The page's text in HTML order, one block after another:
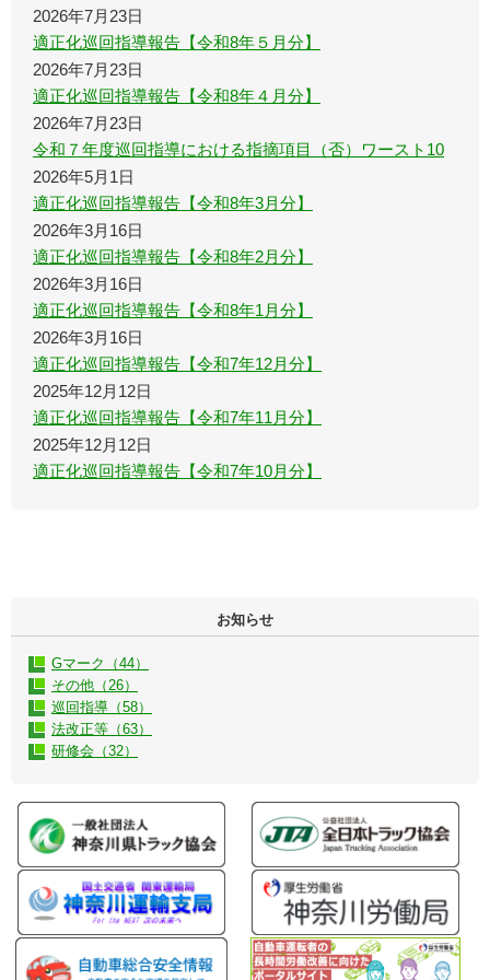
2026年7月23日
適正化巡回指導報告【令和8年５月分】
2026年7月23日
適正化巡回指導報告【令和8年４月分】
2026年7月23日
令和７年度巡回指導における指摘項目（否）ワースト10
2026年5月1日
適正化巡回指導報告【令和8年3月分】
2026年3月16日
適正化巡回指導報告【令和8年2月分】
2026年3月16日
適正化巡回指導報告【令和8年1月分】
2026年3月16日
適正化巡回指導報告【令和7年12月分】
2025年12月12日
適正化巡回指導報告【令和7年11月分】
2025年12月12日
適正化巡回指導報告【令和7年10月分】
お知らせ
Gマーク（44）
その他（26）
巡回指導（58）
法改正等（63）
研修会（32）